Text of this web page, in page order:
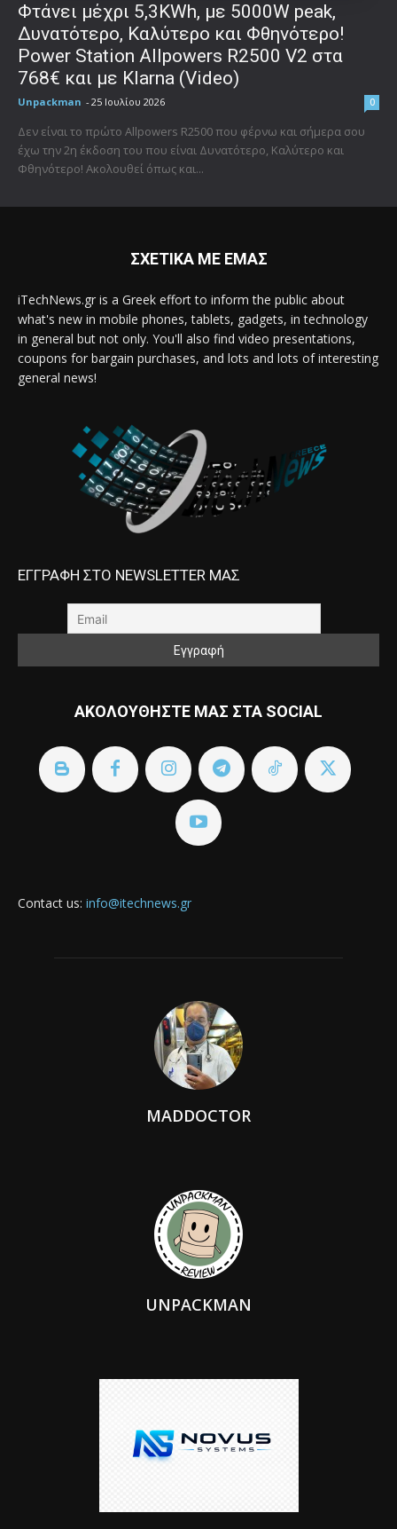
Φτάνει μέχρι 5,3KWh, με 5000W peak,
Δυνατότερο, Καλύτερο και Φθηνότερο!
Power Station Allpowers R2500 V2 στα
768€ και με Klarna (Video)
Unpackman - 25 Ιουλίου 2026 0
Δεν είναι το πρώτο Allpowers R2500 που φέρνω και σήμερα σου
έχω την 2η έκδοση του που είναι Δυνατότερο, Καλύτερο και
Φθηνότερο! Ακολουθεί όπως και...
ΣΧΕΤΙΚΑ ΜΕ ΕΜΑΣ
iTechNews.gr is a Greek effort to inform the public about
what's new in mobile phones, tablets, gadgets, in technology
in general but not only. You'll also find video presentations,
coupons for bargain purchases, and lots and lots of interesting
general news!
ΕΓΓΡΑΦΗ ΣΤΟ NEWSLETTER ΜΑΣ
ΑΚΟΛΟΥΘΗΣΤΕ ΜΑΣ ΣΤΑ SOCIAL
Contact us: info@itechnews.gr
MADDOCTOR
UNPACKMAN